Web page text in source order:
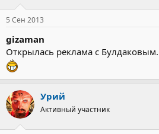
5 Сен 2013
gizaman
Открылась реклама с
Урий
Активный участник